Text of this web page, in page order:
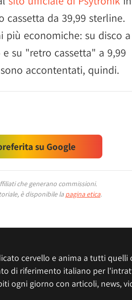
cassetta da 39,99 sterline.
più economiche: su disco a
su "retro cassetta" a 9,99
accontentati, quindi.
su Google
che generano commissioni.
è disponibile la pagina etica.
cervello e anima a tutti
di riferimento italiano per
ogni giorno con articoli, news,